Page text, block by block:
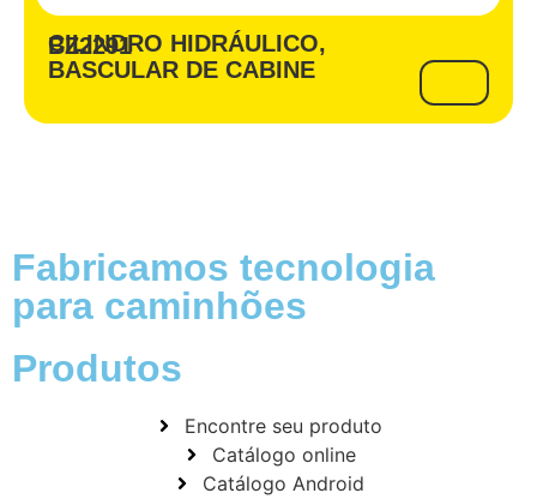
BZ2291
CILINDRO HIDRÁULICO,
BASCULAR DE CABINE
Fabricamos tecnologia
para caminhões
Produtos
Encontre seu produto
Catálogo online
Catálogo Android